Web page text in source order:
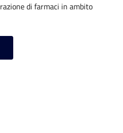
di farmaci in ambito